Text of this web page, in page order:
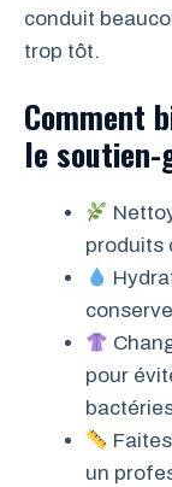
conduit
trop tôt.
Comment
le soutien-
produits
pour
un